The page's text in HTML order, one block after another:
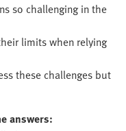
so challenging in the
limits when relying
these challenges but
answers: